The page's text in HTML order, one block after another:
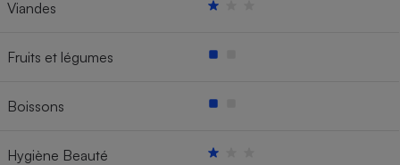
Viandes
Fruits et légumes
Boissons
Hygiène Beauté